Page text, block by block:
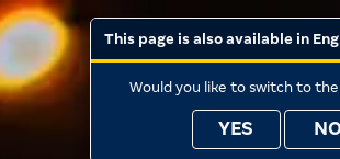
This page is also available in
Would you like to switch to the
YES NO